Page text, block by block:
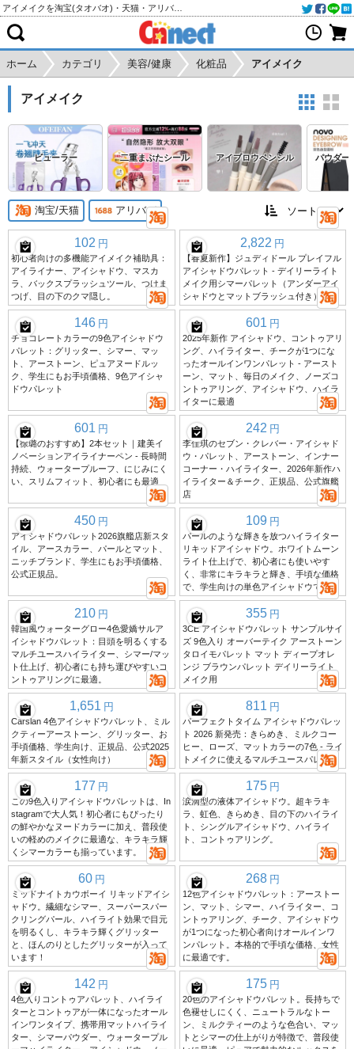
ホーム カテゴリ 美容/健康 化粧品 アイメイク
アイメイク
ビューラー 二重まぶたシール アイブロウペンシル パウダー
淘宝/天猫 アリババ
102 円
初心者向けの多機能アイメイク補助具：
アイライナー、アイシャドウ、マスカ
ラ、バックスプラッシュツール、つけま
つげ、目の下のクマ隠し。
2,822 円
【春夏新作】ジュディドール プレイフル
アイシャドウパレット - デイリーライト
メイク用シマーパレット（アンダーアイ
シャドウとマットブラッシュ付き）
146 円
チョコレートカラーの9色アイシャドウ
パレット：グリッター、シマー、マッ
ト、アーストーン、ピュアヌードルッ
ク、学生にもお手頃価格、9色アイシャ
ドウパレット
601 円
2025年新作 アイシャドウ、コントゥアリ
ング、ハイライター、チークが1つにな
ったオールインワンパレット - アースト
ーン、マット、毎日のメイク、ノーズコ
ントゥアリング、アイシャドウ、ハイラ
イターに最適
601 円
【徐璐のおすすめ】2本セット｜建美イ
ノベーションアイライナーペン - 長時間
持続、ウォータープルーフ、にじみにく
い、スリムフィット、初心者にも最適
242 円
李佳琪のセブン・クレバー・アイシャド
ウ・パレット、アーストーン、インナー
コーナー・ハイライター、2026年新作ハ
イライター＆チーク、正規品、公式旗艦
店
450 円
アイシャドウパレット2026旗艦店新スタ
イル、アースカラー、パールとマット、
ニッチブランド、学生にもお手頃価格、
公式正規品。
109 円
パールのような輝きを放つハイライター
リキッドアイシャドウ。ホワイトムーン
ライト仕上げで、初心者にも使いやす
く、非常にキラキラと輝き、手頃な価格
で、学生向けの単色アイシャドウです。
210 円
韓国風ウォーターグロー4色愛嬌サルア
イシャドウパレット：目頭を明るくする
マルチユースハイライター、シマー/マッ
ト仕上げ、初心者にも持ち運びやすいコ
ントゥアリングに最適。
355 円
3CE アイシャドウパレット サンプルサイ
ズ 9色入り オーバーテイク アーストーン
タロイモパレット マット ディープオレ
ンジ ブラウンパレット デイリーライト
メイク用
1,651 円
Carslan 4色アイシャドウパレット、ミル
クティーアーストーン、グリッター、お
手頃価格、学生向け、正規品、公式2025
年新スタイル（女性向け）
811 円
パーフェクトタイム アイシャドウパレッ
ト 2026 新発売：きらめき、ミルクコー
ヒー、ローズ、マットカラーの7色 - ライ
トメイクに使えるマルチユースパレット
177 円
この9色入りアイシャドウパレットは、In
stagramで大人気！初心者にもぴったり
の鮮やかなヌードカラーに加え、普段使
いの軽めのメイクに最適な、キラキラ輝
くシマーカラーも揃っています。
175 円
涙滴型の液体アイシャドウ。超キラキ
ラ、虹色、きらめき、目の下のハイライ
ト、シングルアイシャドウ、ハイライ
ト、コントゥアリング。
60 円
ミッドナイトカウボーイ リキッドアイシ
ャドウ。繊細なシマー、スーパースパー
クリングパール、ハイライト効果で目元
を明るくし、キラキラ輝くグリッター
と、ほんのりとしたグリッターが入って
います！
268 円
12色アイシャドウパレット：アーストー
ン、マット、シマー、ハイライター、コ
ントゥアリング、チーク、アイシャドウ
が1つになった初心者向けオールインワ
ンパレット。本格的で手頃な価格、女性
に最適です。
142 円
4色入りコントゥアパレット、ハイライ
ターとコントゥアが一体になったオール
インワンタイプ、携帯用マットハイライ
ター、シマーパウダー、ウォータープル
175 円
20色のアイシャドウパレット。長持ちで
色褪せしにくく、ニュートラルなトー
ン、ミルクティーのような色合い、マッ
トとシマーの仕上がりが特徴で、普段使